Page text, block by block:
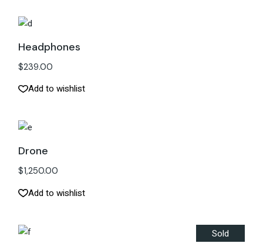
Headphones
$239.00
Add to wishlist
Drone
$1,250.00
Add to wishlist
Sold